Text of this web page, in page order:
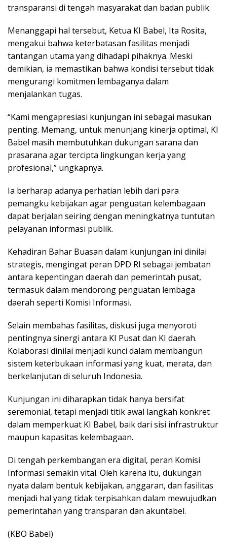
transparansi di tengah masyarakat dan badan publik.
Menanggapi hal tersebut, Ketua KI Babel, Ita Rosita,
mengakui bahwa keterbatasan fasilitas menjadi
tantangan utama yang dihadapi pihaknya. Meski
demikian, ia memastikan bahwa kondisi tersebut tidak
mengurangi komitmen lembaganya dalam
menjalankan tugas.
“Kami mengapresiasi kunjungan ini sebagai masukan
penting. Memang, untuk menunjang kinerja optimal, KI
Babel masih membutuhkan dukungan sarana dan
prasarana agar tercipta lingkungan kerja yang
profesional,” ungkapnya.
Ia berharap adanya perhatian lebih dari para
pemangku kebijakan agar penguatan kelembagaan
dapat berjalan seiring dengan meningkatnya tuntutan
pelayanan informasi publik.
Kehadiran Bahar Buasan dalam kunjungan ini dinilai
strategis, mengingat peran DPD RI sebagai jembatan
antara kepentingan daerah dan pemerintah pusat,
termasuk dalam mendorong penguatan lembaga
daerah seperti Komisi Informasi.
Selain membahas fasilitas, diskusi juga menyoroti
pentingnya sinergi antara KI Pusat dan KI daerah.
Kolaborasi dinilai menjadi kunci dalam membangun
sistem keterbukaan informasi yang kuat, merata, dan
berkelanjutan di seluruh Indonesia.
Kunjungan ini diharapkan tidak hanya bersifat
seremonial, tetapi menjadi titik awal langkah konkret
dalam memperkuat KI Babel, baik dari sisi infrastruktur
maupun kapasitas kelembagaan.
Di tengah perkembangan era digital, peran Komisi
Informasi semakin vital. Oleh karena itu, dukungan
nyata dalam bentuk kebijakan, anggaran, dan fasilitas
menjadi hal yang tidak terpisahkan dalam mewujudkan
pemerintahan yang transparan dan akuntabel.
(KBO Babel)